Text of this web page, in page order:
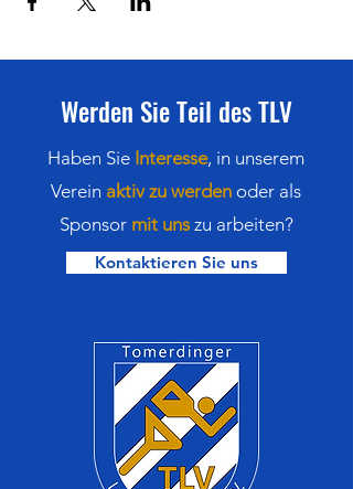
Werden Sie Teil des TLV
Haben Sie Interesse, in unserem
Verein aktiv zu werden oder als
Sponsor mit unszu arbeiten?
Kontaktieren Sie uns